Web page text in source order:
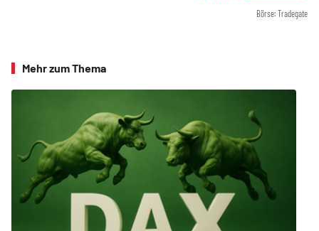
Börse: Tradegate
Mehr zum Thema